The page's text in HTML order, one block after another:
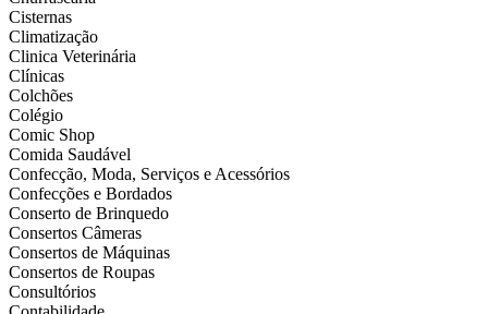
Cisternas
Climatização
Clinica Veterinária
Clínicas
Colchões
Colégio
Comic Shop
Comida Saudável
Confecção, Moda, Serviços e Acessórios
Confecções e Bordados
Conserto de Brinquedo
Consertos Câmeras
Consertos de Máquinas
Consertos de Roupas
Consultórios